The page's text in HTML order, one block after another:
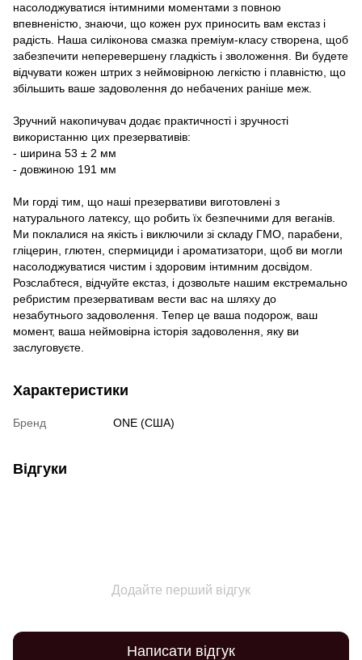
насолоджуватися інтимними моментами з повною
впевненістю, знаючи, що кожен рух приносить вам екстаз і
радість. Наша силіконова смазка преміум-класу створена, щоб
забезпечити неперевершену гладкість і зволоження. Ви будете
відчувати кожен штрих з неймовірною легкістю і плавністю, що
збільшить ваше задоволення до небачених раніше меж.
Зручний накопичувач додає практичності і зручності
використанню цих презервативів:
- ширина 53 ± 2 мм
- довжиною 191 мм
Ми горді тим, що наші презервативи виготовлені з
натурального латексу, що робить їх безпечними для веганів.
Ми поклалися на якість і виключили зі складу ГМО, парабени,
гліцерин, глютен, спермициди і ароматизатори, щоб ви могли
насолоджуватися чистим і здоровим інтимним досвідом.
Розслабтеся, відчуйте екстаз, і дозвольте нашим екстремально
ребристим презервативам вести вас на шляху до
незабутнього задоволення. Тепер це ваша подорож, ваш
момент, ваша неймовірна історія задоволення, яку ви
заслуговуєте.
Характеристики
Бренд ONE (США)
Відгуки
Додайте перший відгук
Написати відгук